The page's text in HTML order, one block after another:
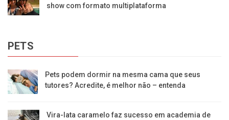
show com formato multiplataforma
PETS
Pets podem dormir na mesma cama que seus
tutores? Acredite, é melhor não – entenda
Vira-lata caramelo faz sucesso em academia de